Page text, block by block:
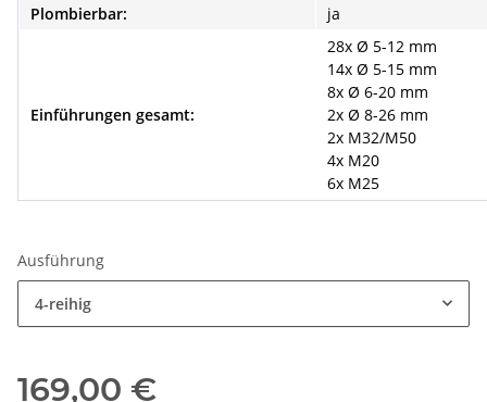
Plombierbar: ja
Einführungen gesamt:
28x Ø 5-12 mm
14x Ø 5-15 mm
8x Ø 6-20 mm
2x Ø 8-26 mm
2x M32/M50
4x M20
6x M25
Ausführung
4-reihig
169,00 €